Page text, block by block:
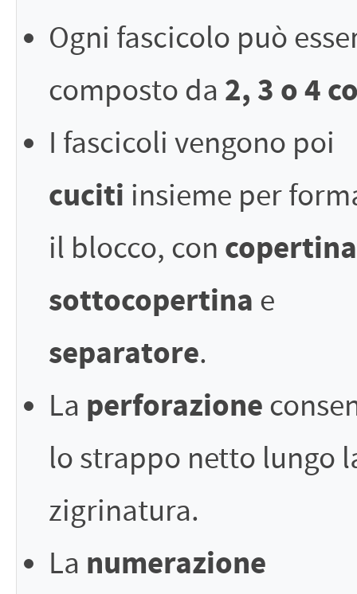
Ogni fascicolo può
composto da 2, 3 o 4
I fascicoli vengono poi
cuciti insieme per
il blocco, con copertina
sottocopertina e
separatore.
La perforazione
lo strappo netto lungo
zigrinatura.
La numerazione